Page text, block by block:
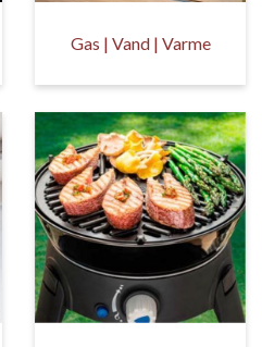
Gas | Vand | Varme